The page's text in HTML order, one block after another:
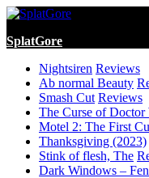
Skip
content
SplatGore
Nightsiren Reviews
Ab normal Beauty
Smash Cut Reviews
The Curse of
Motel 2: The First
Thanksgiving (2023)
Stink of flesh, The
Dark Windows –